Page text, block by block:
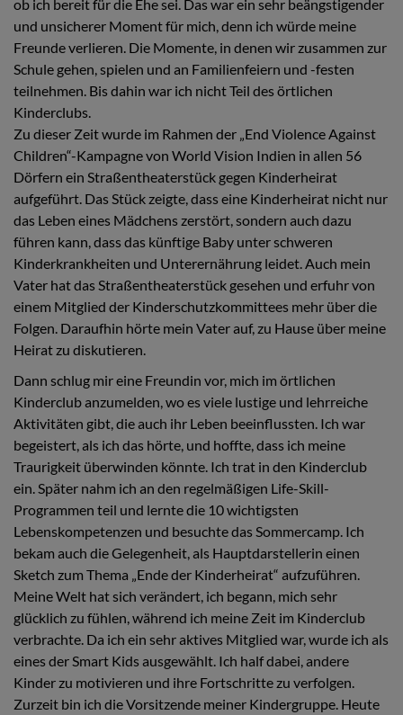
ob ich bereit für die Ehe sei. Das war ein sehr beängstigender
und unsicherer Moment für mich, denn ich würde meine
Freunde verlieren. Die Momente, in denen wir zusammen zur
Schule gehen, spielen und an Familienfeiern und -festen
teilnehmen. Bis dahin war ich nicht Teil des örtlichen
Kinderclubs.
Zu dieser Zeit wurde im Rahmen der „End Violence Against
Children“-Kampagne von World Vision Indien in allen 56
Dörfern ein Straßentheaterstück gegen Kinderheirat
aufgeführt. Das Stück zeigte, dass eine Kinderheirat nicht nur
das Leben eines Mädchens zerstört, sondern auch dazu
führen kann, dass das künftige Baby unter schweren
Kinderkrankheiten und Unterernährung leidet. Auch mein
Vater hat das Straßentheaterstück gesehen und erfuhr von
einem Mitglied der Kinderschutzkommittees mehr über die
Folgen. Daraufhin hörte mein Vater auf, zu Hause über meine
Heirat zu diskutieren.
Dann schlug mir eine Freundin vor, mich im örtlichen
Kinderclub anzumelden, wo es viele lustige und lehrreiche
Aktivitäten gibt, die auch ihr Leben beeinflussten. Ich war
begeistert, als ich das hörte, und hoffte, dass ich meine
Traurigkeit überwinden könnte. Ich trat in den Kinderclub
ein. Später nahm ich an den regelmäßigen Life-Skill-
Programmen teil und lernte die 10 wichtigsten
Lebenskompetenzen und besuchte das Sommercamp. Ich
bekam auch die Gelegenheit, als Hauptdarstellerin einen
Sketch zum Thema „Ende der Kinderheirat“ aufzuführen.
Meine Welt hat sich verändert, ich begann, mich sehr
glücklich zu fühlen, während ich meine Zeit im Kinderclub
verbrachte. Da ich ein sehr aktives Mitglied war, wurde ich als
eines der Smart Kids ausgewählt. Ich half dabei, andere
Kinder zu motivieren und ihre Fortschritte zu verfolgen.
Zurzeit bin ich die Vorsitzende meiner Kindergruppe. Heute